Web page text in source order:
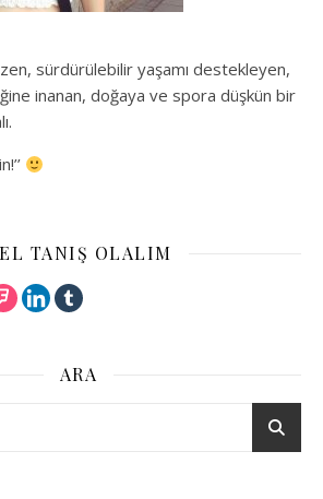
sürdürülebilir yaşamı destekleyen,
inanan, doğaya ve spora düşkün bir
TANIŞ OLALIM
ARA